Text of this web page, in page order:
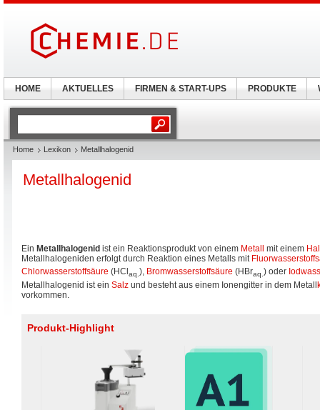
Home Lexikon Metallhalogenid
Metallhalogenid
Ein Metallhalogenid ist ein Reaktionsprodukt von einem Metall mit einem
Metallhalogeniden erfolgt durch Reaktion eines Metalls mit
Chlorwasserstoffsäure (HCl aq.), Bromwasserstoffsäure (HBraq.) oder
Metallhalogenid ist ein Salz und besteht aus einem Ionengitter in dem Metall
vorkommen.
Produkt-Highlight
HOME AKTUELLES FIRMEN & START-UPS PRODUKTE